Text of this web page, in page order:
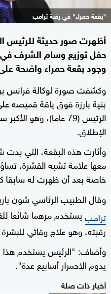
"بقعة حمراء" في رقبة ترامب
أظهرت صور حديثة للرئيس
حفل توزيع وسام الشرف في
وجود بقعة حمراء واضحة
وكشفت صورة لوكالة فرانس
بنية بارزة فوق ياقة قميصه
الرئيس (79 عاما)،
الإطلاق.
وأثارت هذه البقعة، التي
معها علامة تشبه القشرة،
خاصة بعد أن ظهرت له سابقا
وقال الطبيب الرئاسي شون
ترامبيستخدم مرهما شائعا
رقبته، وهو علاج وقائي
وأضاف: "الرئيس يستخدم هذا
يدوم الاحمرار أسابيع عدة".
أخبار ذات صلة